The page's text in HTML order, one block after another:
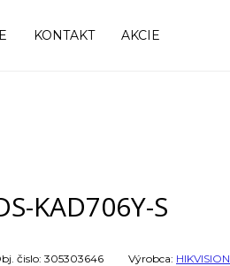
KONTAKT AKCIE
KAD706Y-S
čislo: 305303646 Výrobca: HIKVISION